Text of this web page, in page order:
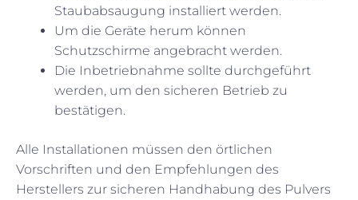
Staubabsaugung installiert werden.
Um die Geräte herum können
Schutzschirme angebracht werden.
Die Inbetriebnahme sollte durchgeführt
werden, um den sicheren Betrieb zu
bestätigen.
Alle Installationen müssen den örtlichen
Vorschriften und den Empfehlungen des
Herstellers zur sicheren Handhabung des Pulvers